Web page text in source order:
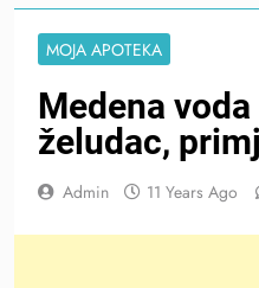
MOJA APOTEKA
Medena
želudac,
Admin 11 Years Ago